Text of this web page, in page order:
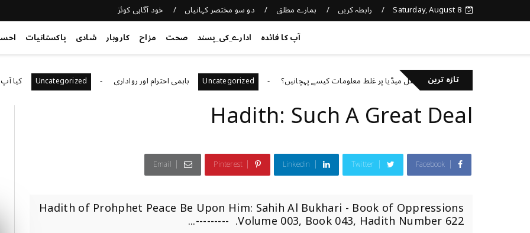
Saturday, August 8 رابطہ کریں ہمارے مطلق دو سو مختصر کہانیاں خود آگاہی کوئز
آپ کا فائدہ ادارے_کی_پسند صحت مزاح کاروبار شادی پاکستانیات
تازہ ترین
سوشل میڈیا پر غلط معلومات کیسے پہچانیں؟ Uncategorized باہمی احترام اور رواداری Uncategorized کیا آپ فراڈ
Hadith: Such A Great Deal
Facebook
Twitter
Linkedin
Pinterest
Email
Hadith of Prohphet Peace Be Upon Him: Sahih Al Bukhari - Book of Oppressions
Volume 003, Book 043, Hadith Number 622. ---------...